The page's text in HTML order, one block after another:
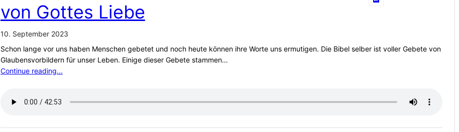
von Gottes Liebe
10. September 2023
Schon lange vor uns haben Menschen gebetet und noch heute können ihre Worte uns ermutigen. Die Bibel selber ist voller Gebete von
Glaubensvorbildern für unser Leben. Einige dieser Gebete stammen…
Continue reading...